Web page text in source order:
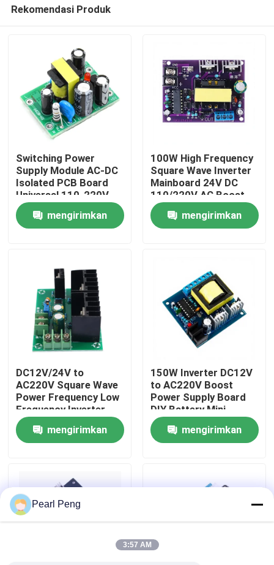
Beranda
Tentang Kami
Tur Pabrik
Hubungi Kami
Berita
Blog
Rekomendasi Produk
Switching Power
Supply Module AC-DC
Isolated PCB Board
Universal 110-220V
Input Dual Output 12V
0.5A + 5V Compact
mengirimkan
100W High Frequency
Square Wave Inverter
Mainboard 24V DC
110/220V AC Boost
Converter Module
Compact Power
Supply AC-DC
mengirimkan
DC12V/24V to
AC220V Square Wave
Power Frequency Low
Frequency Inverter
Drive Board 300W
Boost Module
mengirimkan
150W Inverter DC12V
to AC220V Boost
Power Supply Board
DIY Battery Mini
Inverter Module
mengirimkan
Pearl Peng
3:57 AM